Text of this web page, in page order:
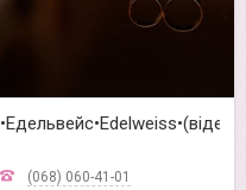
(068) 060-41-01